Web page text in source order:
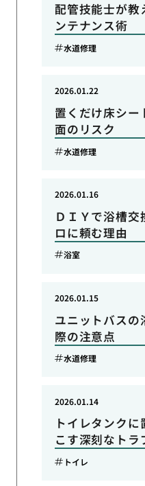
配管技能士が教
ンテナンス術
水道修理
置くだけ床シー
面のリスク
2026.01.22
水道修理
ＤＩＹで浴槽
ロに頼む理由
2026.01.16
浴室
ユニットバスの
際の注意点
2026.01.15
水道修理
トイレタンク
こす深刻なトラ
2026.01.14
トイレ